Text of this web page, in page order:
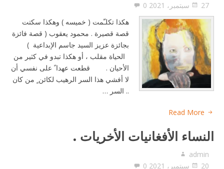
27 سبتمبر، 2021
0
هكذا تكلـّمت ( خميسه ) وهكذا سكتت
قصة قصيرة . محمود يعقوب ( قصة فائزة
بجائزة عزيز السيد جاسم الإبداعية )
الحياة مقلب ، أو هكذا تبدو في كثير من
الأحيان . قطعت عهدا ً على نفسي أن
لا أفشي هذا السر الرهيب لكائن ٍ من كان
.. السر …
Read More
النساء الأفغانيات الأخريات .
admin
20 سبتمبر، 2021
0